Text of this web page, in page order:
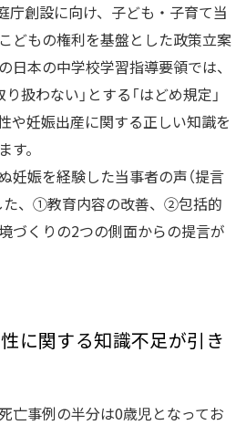
庁創設に向け、子ども・子育て当
どもの権利を基盤とした政策立案
日本の中学校学習指導要領では、
り扱わない」とする「はどめ規定」
や妊娠出産に関する正しい知識を
。
妊娠を経験した当事者の声（提言
た、①教育内容の改善、②包括的
づくりの2つの側面からの提言が
に関する知識不足が引き
亡事例の半分は0歳児となってお